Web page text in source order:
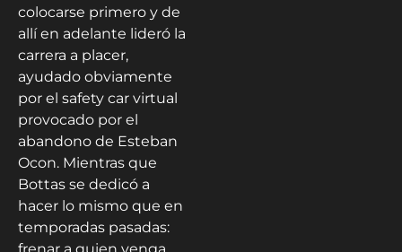
pasado y mucho más
ahora que los
monoplazas son mas
largos y anchos.
No fue hasta el pit stop
de Valtteri Bottas que
Hamilton pudo
colocarse primero y de
allí en adelante lideró la
carrera a placer,
ayudado obviamente